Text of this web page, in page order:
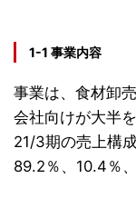
1-1 事業内容
事業は、食材卸
会社向けが大半
21/3期の売上構
89.2％、10.4％